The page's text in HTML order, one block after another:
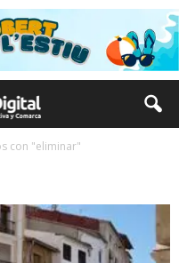
con "eliminar"